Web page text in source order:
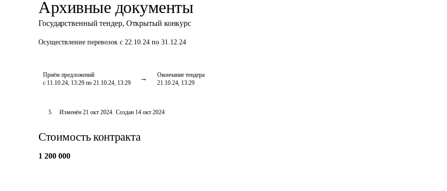
Архивные документы
Государственный тендер, Открытый конкурс
Осуществление перевозок с 22.10.24 по 31.12.24
Приём предложений
с 11.10.24, 13:29 по 21.10.24, 13:29
Окончание тендера
21.10.24, 13:29
5 Изменён 21 окт 2024. Создан 14 окт 2024
Стоимость контракта
1 200 000